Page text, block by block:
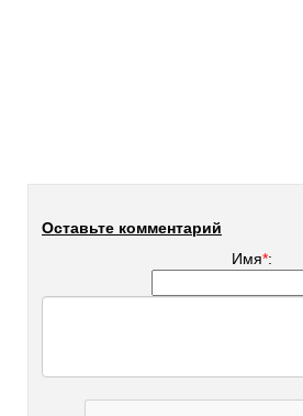
Оставьте комментарий
Имя*: